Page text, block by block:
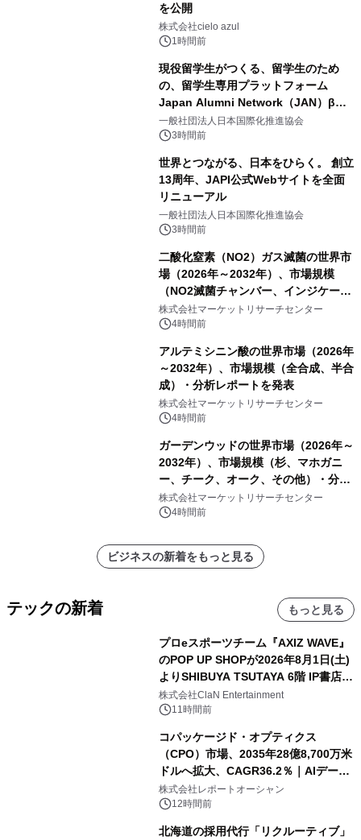
を公開
株式会社cielo azul
1時間前
現役留学生がつくる、留学生のため
の、留学生専用プラットフォーム
Japan Alumni Network（JAN）β版
をリリース
一般社団法人日本国際化推進協会
3時間前
世界とつながる、日本をひらく。 創立
13周年、JAPI公式Webサイトを全面
リニューアル
一般社団法人日本国際化推進協会
3時間前
二酸化窒素（NO2）ガス滅菌の世界市
場（2026年～2032年）、市場規模
（NO2滅菌チャンバー、インジケータ
ーおよびモニタリングシステム、その
他）・分析レポートを発表
株式会社マーケットリサーチセンター
4時間前
アルテミシニン酸の世界市場（2026年
～2032年）、市場規模（全合成、半合
成）・分析レポートを発表
株式会社マーケットリサーチセンター
4時間前
ガーデンウッドの世界市場（2026年～
2032年）、市場規模（杉、マホガニ
ー、チーク、オーク、その他）・分析
レポートを発表
株式会社マーケットリサーチセンター
4時間前
ビジネスの新着をもっと見る
テックの新着 もっと見る
プロeスポーツチーム『AXIZ WAVE』
のPOP UP SHOPが2026年8月1日(土)
よりSHIBUYA TSUTAYA 6階 IP書店で
開催決定！！
株式会社ClaN Entertainment
11時間前
コパッケージド・オプティクス
（CPO）市場、2035年28億8,700万米
ドルへ拡大、CAGR36.2％｜AIデータ
センター・高速光通信需要が成長を加
速
株式会社レポートオーシャン
12時間前
北海道の採用代行「リクルーティブ」